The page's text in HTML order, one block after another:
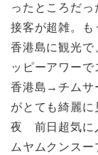
ったところだっ
接客が超雑。も
香港島に観光
ッピーアワーで
香港島→チムサ
がとても綺麗に
夜 前日超気に
ムヤムクンスー